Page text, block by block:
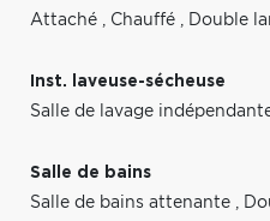
Attaché , Chauffé , Double
Inst. laveuse-sécheuse
Salle de lavage
Salle de bains
Salle de bains attenante ,